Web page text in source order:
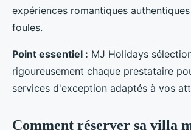
expériences romantiques
foules.
Point essentiel : MJ Holidays
rigoureusement chaque prestataire
services d'exception adaptés à vos
Comment réserver sa villa